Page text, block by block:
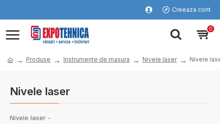
Creeaza cont
0
Produse Instrumente de masura Nivele laser Nivele
Nivele laser
Nivele laser -